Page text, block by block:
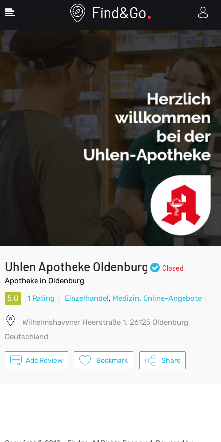
Show Sidebar
Uhlen Apotheke Oldenburg Closed
Apotheke in Oldenburg
5.0
1 Rating Einzelhandel, Medizin, Online-Angebote
Wilhelmshavener Heerstraße 1, 26125 Oldenburg,
Deutschland
Add Review Bookmark Share